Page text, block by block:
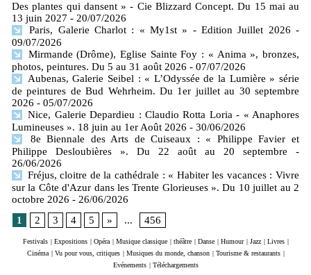
Des plantes qui dansent » - Cie Blizzard Concept. Du 15 mai au
13 juin 2027 - 20/07/2026
Paris, Galerie Charlot : « My1st » - Edition Juillet 2026 -
09/07/2026
Mirmande (Drôme), Eglise Sainte Foy : « Anima », bronzes,
photos, peintures. Du 5 au 31 août 2026 - 07/07/2026
Aubenas, Galerie Seibel : « L’Odyssée de la Lumière » série
de peintures de Bud Wehrheim. Du 1er juillet au 30 septembre
2026 - 05/07/2026
Nice, Galerie Depardieu : Claudio Rotta Loria - « Anaphores
Lumineuses ». 18 juin au 1er Août 2026 - 30/06/2026
8e Biennale des Arts de Cuiseaux : « Philippe Favier et
Philippe Desloubières ». Du 22 août au 20 septembre
-
26/06/2026
Fréjus, cloitre de la cathédrale : « Habiter les vacances : Vivre
sur la Côte d'Azur dans les Trente Glorieuses ». Du 10 juillet au 2
octobre 2026 - 26/06/2026
1
2 3 4 5 » ... 456
Festivals Expositions Opéra Musique classique théâtre Danse Humour Jazz Livres
Cinéma
Vu pour vous, critiques Musiques du monde, chanson Tourisme & restaurants
Evénements
Téléchargements